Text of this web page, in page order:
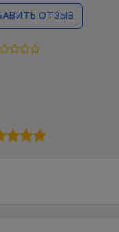
ОТЗЫВ